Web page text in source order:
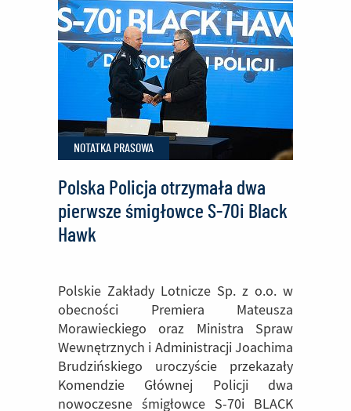
dążą
do
wzmocnienia
rumuńskiego
przemysłu
lotniczego
NOTATKA PRASOWA
Polska Policja otrzymała dwa
pierwsze śmigłowce S-70i Black
Hawk
Polskie Zakłady Lotnicze Sp. z o.o. w
obecności Premiera Mateusza
Morawieckiego oraz Ministra Spraw
Wewnętrznych i Administracji Joachima
Brudzińskiego uroczyście przekazały
Komendzie Głównej Policji dwa
nowoczesne śmigłowce S-70i BLACK